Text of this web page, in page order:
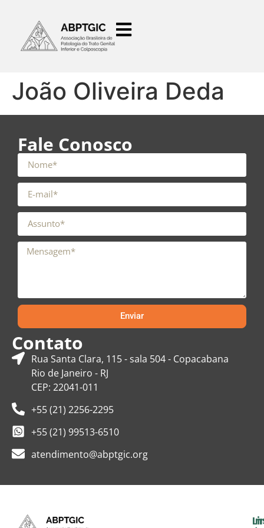
João Oliveira Deda
Fale Conosco
Enviar
Contato
Rua Santa Clara, 115 - sala 504 - Copacabana
Rio de Janeiro - RJ
CEP: 22041-011
+55 (21) 2256-2295
+55 (21) 99513-6510
atendimento@abptgic.org